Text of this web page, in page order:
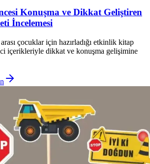
Konuşma ve Dikkat Geliştiren
İncelemesi
çocuklar için hazırladığı etkinlik kitap
içerikleriyle dikkat ve konuşma gelişimine